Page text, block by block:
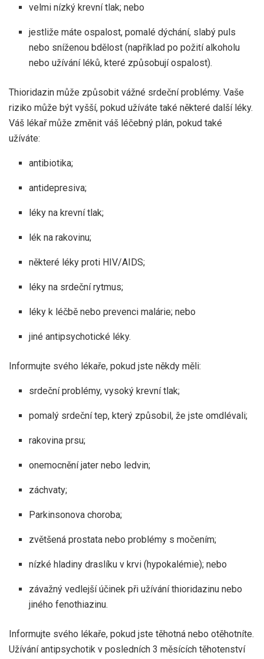
velmi nízký krevní tlak; nebo
jestliže máte ospalost, pomalé dýchání, slabý puls
nebo sníženou bdělost (například po požití alkoholu
nebo užívání léků, které způsobují ospalost).
Thioridazin může způsobit vážné srdeční problémy. Vaše
riziko může být vyšší, pokud užíváte také některé další léky.
Váš lékař může změnit váš léčebný plán, pokud také
užíváte:
antibiotika;
antidepresiva;
léky na krevní tlak;
lék na rakovinu;
některé léky proti HIV/AIDS;
léky na srdeční rytmus;
léky k léčbě nebo prevenci malárie; nebo
jiné antipsychotické léky.
Informujte svého lékaře, pokud jste někdy měli:
srdeční problémy, vysoký krevní tlak;
pomalý srdeční tep, který způsobil, že jste omdlévali;
rakovina prsu;
onemocnění jater nebo ledvin;
záchvaty;
Parkinsonova choroba;
zvětšená prostata nebo problémy s močením;
nízké hladiny draslíku v krvi (hypokalémie); nebo
závažný vedlejší účinek při užívání thioridazinu nebo
jiného fenothiazinu.
Informujte svého lékaře, pokud jste těhotná nebo otěhotníte.
Užívání antipsychotik v posledních 3 měsících těhotenství